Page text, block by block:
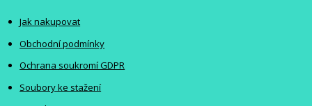
Jak nakupovat
Obchodní podmínky
Ochrana soukromí GDPR
Soubory ke stažení